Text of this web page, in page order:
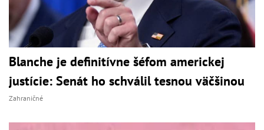
Blanche je definitívne šéfom americkej
justície: Senát ho schválil tesnou väčšinou
Zahraničné